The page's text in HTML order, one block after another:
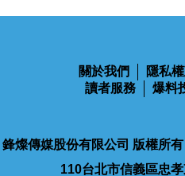
關於我們 隱私
讀者服務
爆料
鋒燦傳媒股份有限公司 版權所
110台北市信義區忠